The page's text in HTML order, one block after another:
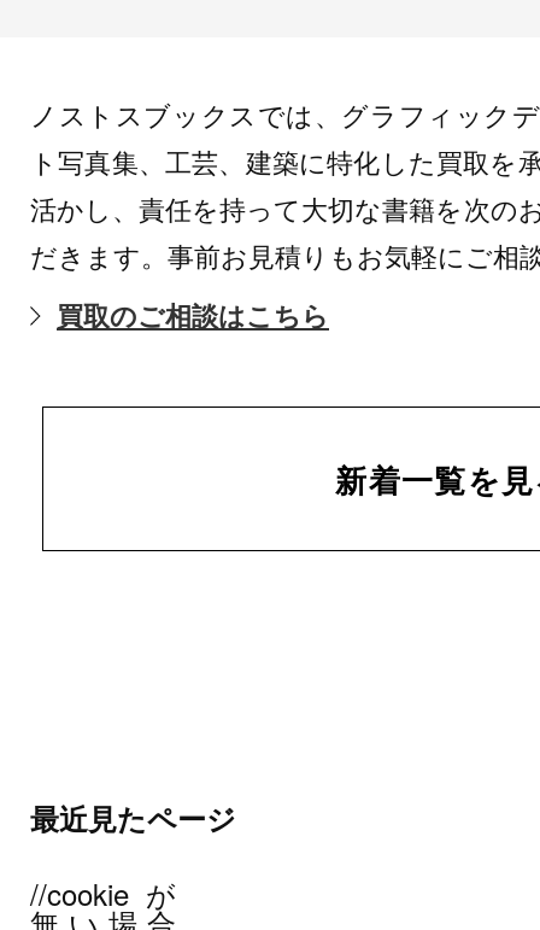
ノストスブックスでは、グラフィック
ト写真集、工芸、建築に特化した買取を
活かし、責任を持って大切な書籍を次の
だきます。事前お見積りもお気軽にご相
買取のご相談はこちら
新着一覧を
最近見たページ
//cookieが
無い場合